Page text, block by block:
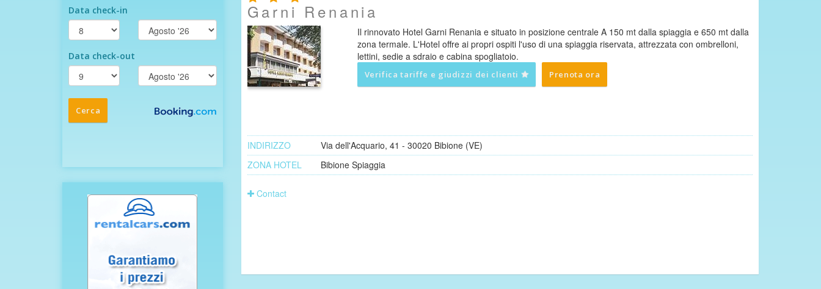
Garni Renania
Il rinnovato Hotel Garni Renania e situato in posizione centrale A 150 mt dalla spiaggia e 650 mt dalla
zona termale. L'Hotel offre ai propri ospiti l'uso di una spiaggia riservata, attrezzata con ombrelloni,
lettini, sedie a sdraio e cabina spogliatoio.
Verifica tariffe e giudizzi dei clienti Prenota ora
INDIRIZZO
Via dell'Acquario, 41 - 30020 Bibione (VE)
ZONA HOTEL
Bibione Spiaggia
Contact